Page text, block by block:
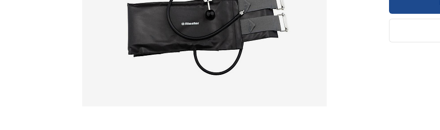
Диагностические наборы perfect
Диагностические наборы ri-scope L
Неврологические молоточки и аксессуары
Камертоны и наборы
Камертоны
Наборы камертонов